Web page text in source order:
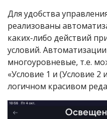
Для удобства
реализованы
каких-либо действий
условий. Автоматизации
многоуровневые, т.е.
«Условие 1 и (Условие 2
логичном красивом